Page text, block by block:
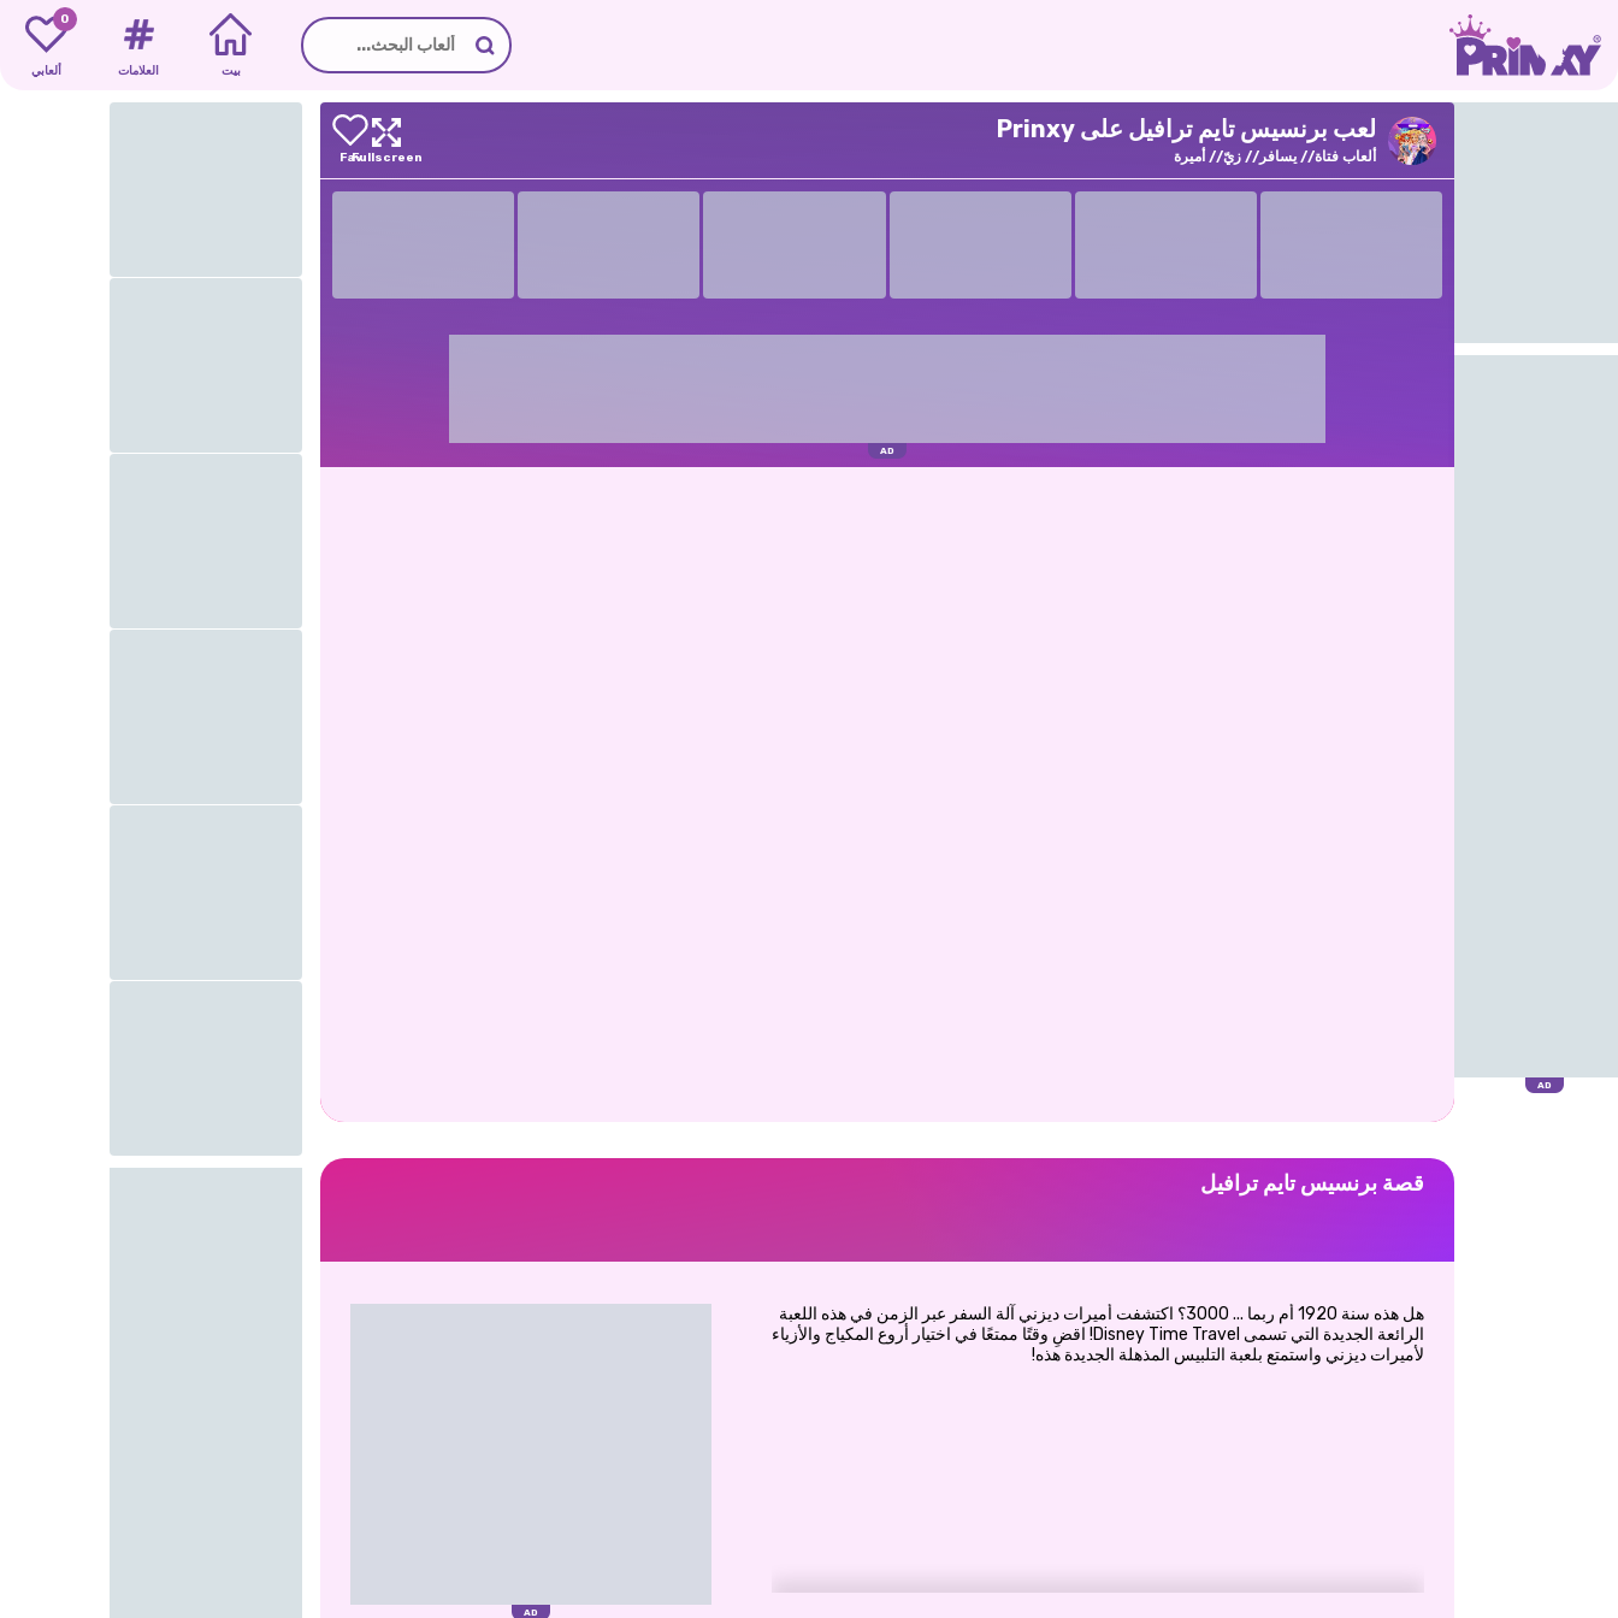
بيت العلامات
0
ألعابي
لعب برنسيس تايم ترافيل على Prinxy
ألعاب فتاة يسافر زيّ أميرة
قصة برنسيس تايم ترافيل
هل هذه سنة 1920 أم ربما ... 3000؟ اكتشفت أميرات ديزني آلة السفر عبر الزمن في هذه اللعبة
الرائعة الجديدة التي تسمى Disney Time Travel! اقضِ وقتًا ممتعًا في اختيار أروع المكياج والأزياء
لأميرات ديزني واستمتع بلعبة التلبيس المذهلة الجديدة هذه!